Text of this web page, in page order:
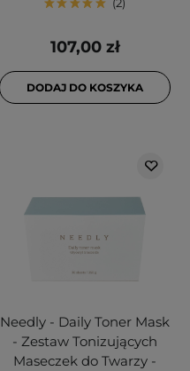
2
107,00 zł
DODAJ DO KOSZYKA
Needly - Daily Toner Mask
- Zestaw Tonizujących
Maseczek do Twarzy -